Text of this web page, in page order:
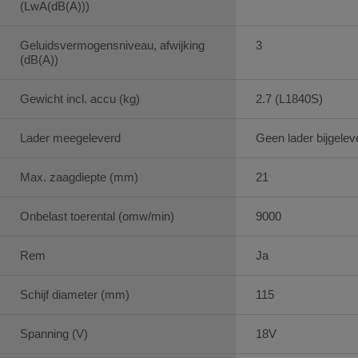
(LwA(dB(A)))
Geluidsvermogensniveau, afwijking
(dB(A))
Gewicht incl. accu (kg)
Lader meegeleverd
Max. zaagdiepte (mm)
Onbelast toerental (omw/min)
Rem
Schijf diameter (mm)
Spanning (V)
3
2.7 (L1840S)
Geen lader
21
9000
Ja
115
18V